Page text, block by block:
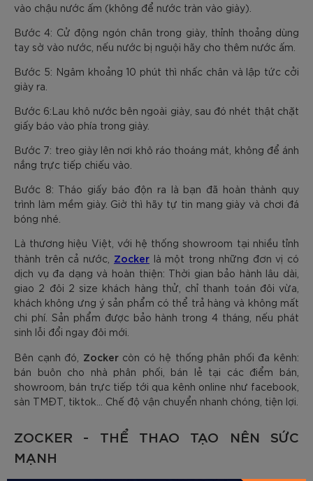
vào chậu nước ấm (không để nước tràn vào giày).
Bước 4: Cử động ngón chân trong giày, thỉnh thoảng dùng
tay sờ vào nước, nếu nước bị nguội hãy cho thêm nước ấm.
Bước 5: Ngâm khoảng 10 phút thì nhấc chân và lập tức cởi
giày ra.
Bước 6:Lau khô nước bên ngoài giày, sau đó nhét thật chặt
giấy báo vào phía trong giày.
Bước 7: treo giày lên nơi khô ráo thoáng mát, không để ánh
nắng trực tiếp chiếu vào.
Bước 8: Tháo giấy báo độn ra là bạn đã hoàn thành quy
trình làm mềm giày. Giờ thì hãy tự tin mang giày và chơi đá
bóng nhé.
Là thương hiệu Việt, với hệ thống showroom tại nhiều tỉnh
thành trên cả nước, Zocker là một trong những đơn vị có
dịch vụ đa dạng và hoàn thiện: Thời gian bảo hành lâu dài,
giao 2 đôi 2 size khách hàng thử, chỉ thanh toán đôi vừa,
khách không ưng ý sản phẩm có thể trả hàng và không mất
chi phí. Sản phẩm được bảo hành trong 4 tháng, nếu phát
sinh lỗi đổi ngay đôi mới.
Bên cạnh đó, Zocker còn có hệ thống phân phối đa kênh:
bán buôn cho nhà phân phối, bán lẻ tại các điểm bán,
showroom, bán trực tiếp tới qua kênh online như facebook,
sàn TMĐT, tiktok... Chế độ vận chuyển nhanh chóng, tiện lợi.
ZOCKER - THỂ THAO TẠO NÊN SỨC
MẠNH